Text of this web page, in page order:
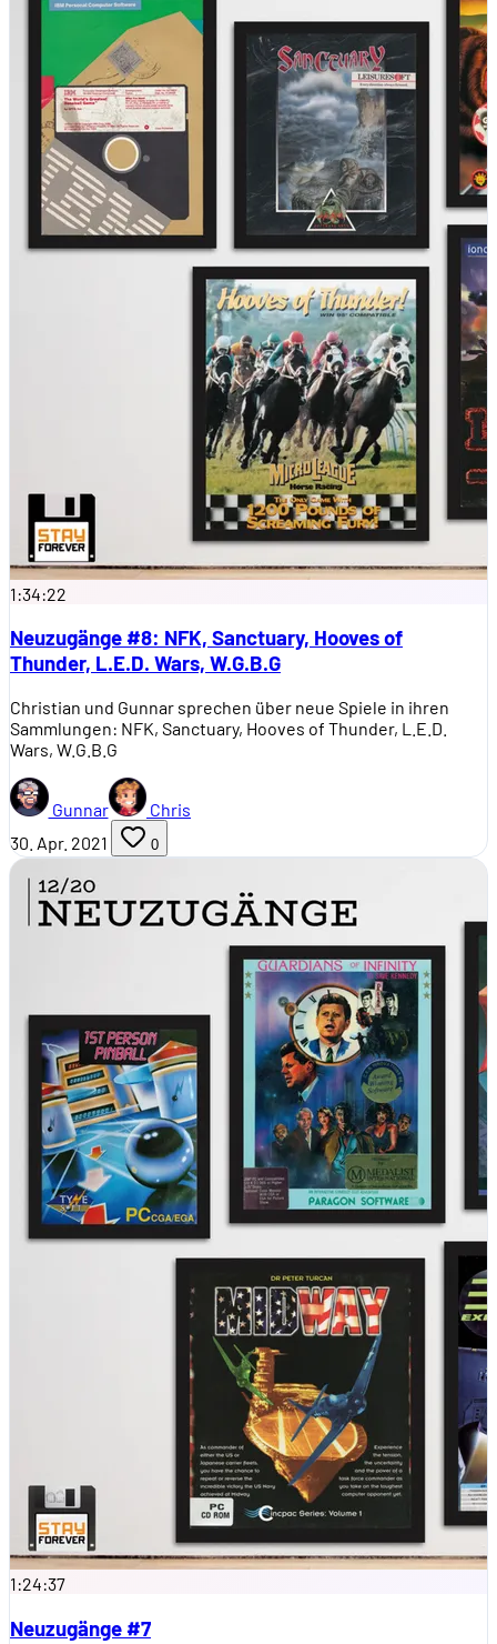
1:34:22
Neuzugänge #8: NFK, Sanctuary, Hooves of
Thunder, L.E.D. Wars, W.G.B.G
Christian und Gunnar sprechen über neue Spiele in ihren
Sammlungen: NFK, Sanctuary, Hooves of Thunder, L.E.D.
Wars, W.G.B.G
Gunnar
Chris
30. Apr. 2021
0
1:24:37
Neuzugänge #7